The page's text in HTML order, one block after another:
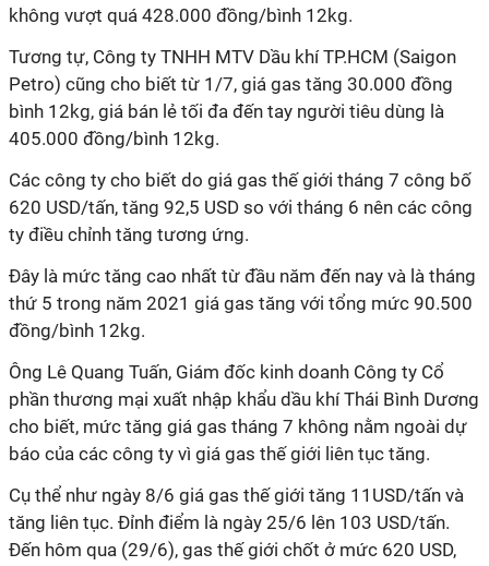
không vượt quá 428.000 đồng/bình 12kg.
Tương tự, Công ty TNHH MTV Dầu khí TP.HCM (Saigon
Petro) cũng cho biết từ 1/7, giá gas tăng 30.000 đồng
bình 12kg, giá bán lẻ tối đa đến tay người tiêu dùng là
405.000 đồng/bình 12kg.
Các công ty cho biết do giá gas thế giới tháng 7 công bố
620 USD/tấn, tăng 92,5 USD so với tháng 6 nên các công
ty điều chỉnh tăng tương ứng.
Đây là mức tăng cao nhất từ đầu năm đến nay và là tháng
thứ 5 trong năm 2021 giá gas tăng với tổng mức 90.500
đồng/bình 12kg.
Ông Lê Quang Tuấn, Giám đốc kinh doanh Công ty Cổ
phần thương mại xuất nhập khẩu dầu khí Thái Bình Dương
cho biết, mức tăng giá gas tháng 7 không nằm ngoài dự
báo của các công ty vì giá gas thế giới liên tục tăng.
Cụ thể như ngày 8/6 giá gas thế giới tăng 11USD/tấn và
tăng liên tục. Đỉnh điểm là ngày 25/6 lên 103 USD/tấn.
Đến hôm qua (29/6), gas thế giới chốt ở mức 620 USD,